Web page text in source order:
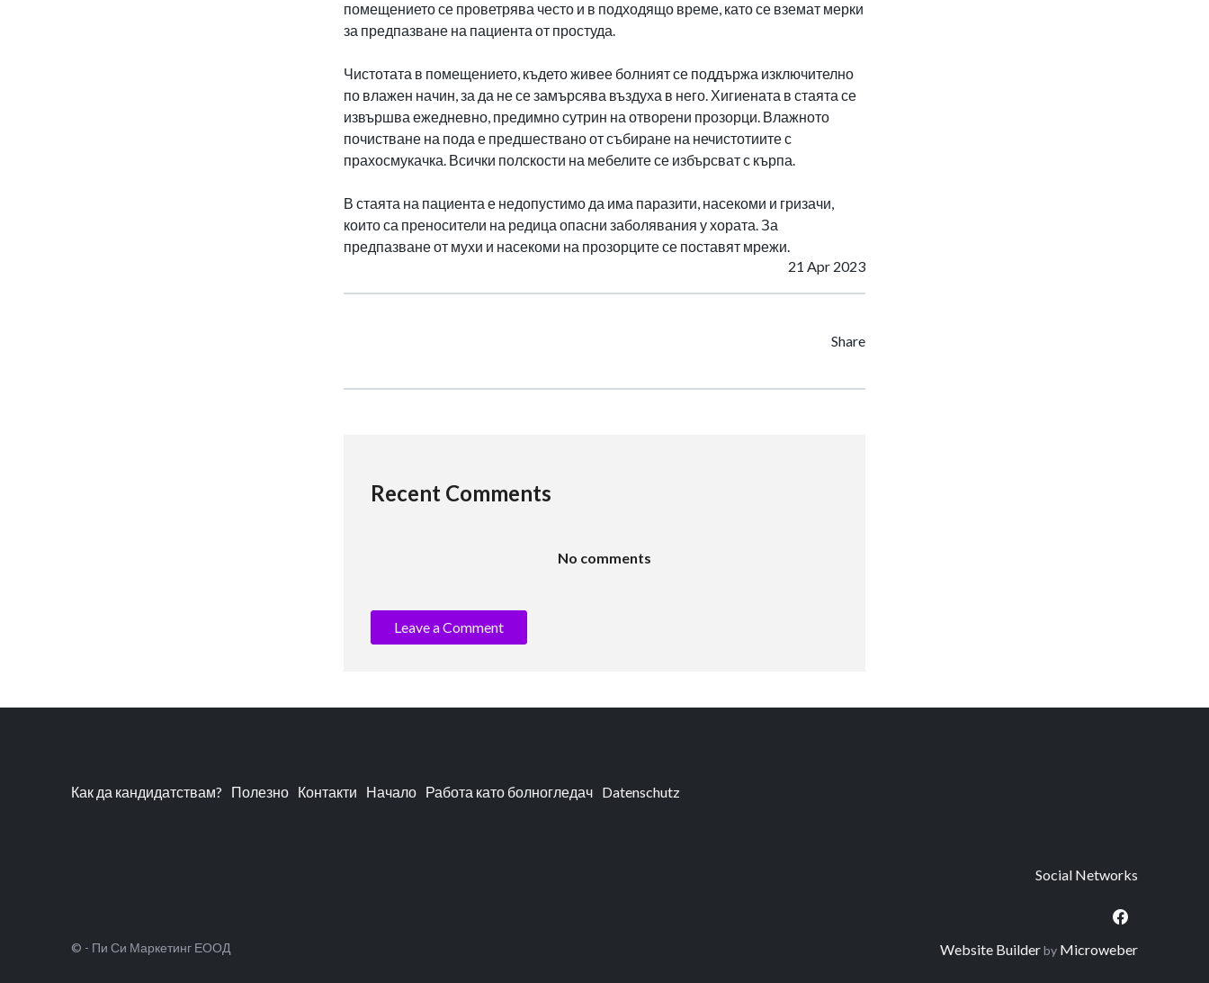
помещението се проветрява често и в подходящо време, като се вземат мерки
за предпазване на пациента от простуда.
Чистотата в помещението, където живее болният се поддържа изключително
по влажен начин, за да не се замърсява въздуха в него. Хигиената в стаята се
извършва ежедневно, предимно сутрин на отворени прозорци. Влажното
почистване на пода е предшествано от събиране на нечистотиите с
прахосмукачка. Всички полскости на мебелите се избърсват с кърпа.
В стаята на пациента е недопустимо да има паразити, насекоми и гризачи,
които са преносители на редица опасни заболявания у хората. За
предпазване от мухи и насекоми на прозорците се поставят мрежи.
21 Apr 2023
Share
Recent Comments
No comments
Leave a Comment
Как да кандидатствам? Полезно Контакти Начало Работа като болногледач Datenschutz
Social Networks
© - Пи Си Маркетинг ЕООД Website Builderby Microweber